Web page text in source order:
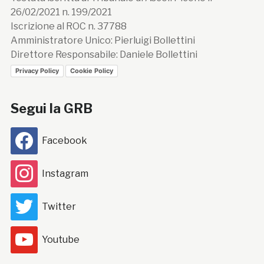
26/02/2021 n. 199/2021
Iscrizione al ROC n. 37788
Amministratore Unico: Pierluigi Bollettini
Direttore Responsabile: Daniele Bollettini
Privacy Policy Cookie Policy
Segui la GRB
Facebook
Instagram
Twitter
Youtube